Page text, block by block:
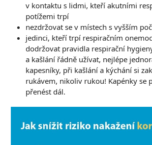
v kontaktu s lidmi, kteří akutními
potížemi trpí
nezdržovat se v místech s vyšším
jedinci, kteří trpí respiračním
dodržovat pravidla respirační
a kašlání řádně užívat, nejlépe
kapesníky, při kašlání a kýchání si
rukávem, nikoliv rukou! Kapénky se
přenést dál.